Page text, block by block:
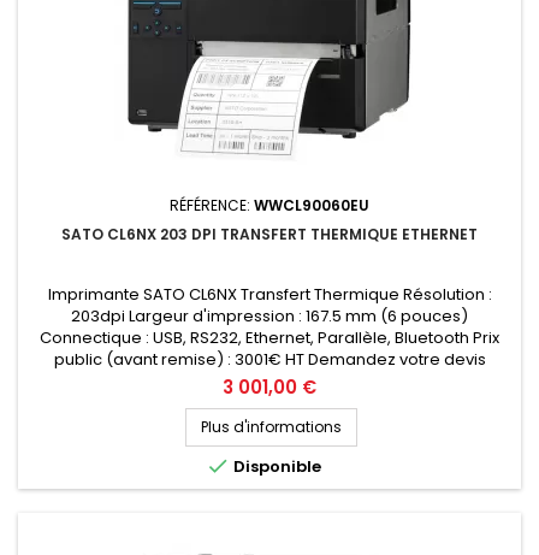
RÉFÉRENCE: WWCL90060EU
SATO CL6NX 203 DPI TRANSFERT THERMIQUE ETHERNET
Imprimante SATO CL6NX Transfert Thermique Résolution :
203dpi Largeur d'impression : 167.5 mm (6 pouces)
Connectique : USB, RS232, Ethernet, Parallèle, Bluetooth Prix
public (avant remise) : 3001€ HT Demandez votre devis
personnalisé
Prix
3 001,00 €
Plus d'informations
 Disponible